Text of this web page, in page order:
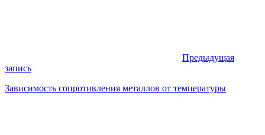
Предыдущая
запись
Зависимость сопротивления металлов от температуры